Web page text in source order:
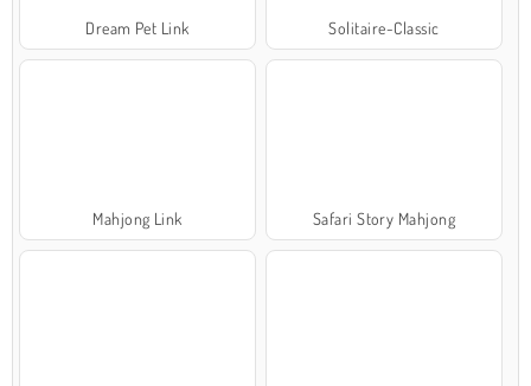
Dream Pet Link Solitaire-Classic
Mahjong Link Safari Story Mahjong